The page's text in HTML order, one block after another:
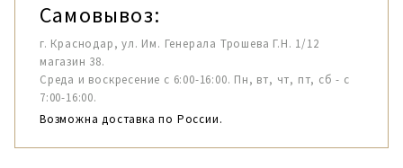
Самовывоз:
г. Краснодар, ул. Им. Генерала Трошева Г.Н. 1/12
магазин 38.
Среда и воскресение с 6:00-16:00. Пн, вт, чт, пт, сб - с
7:00-16:00.
Возможна доставка по России.